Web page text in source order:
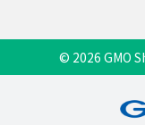
© 2026 GMO